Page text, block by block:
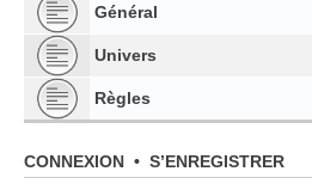
Général
Univers
Règles
CONNEXION • S’ENREGISTRER